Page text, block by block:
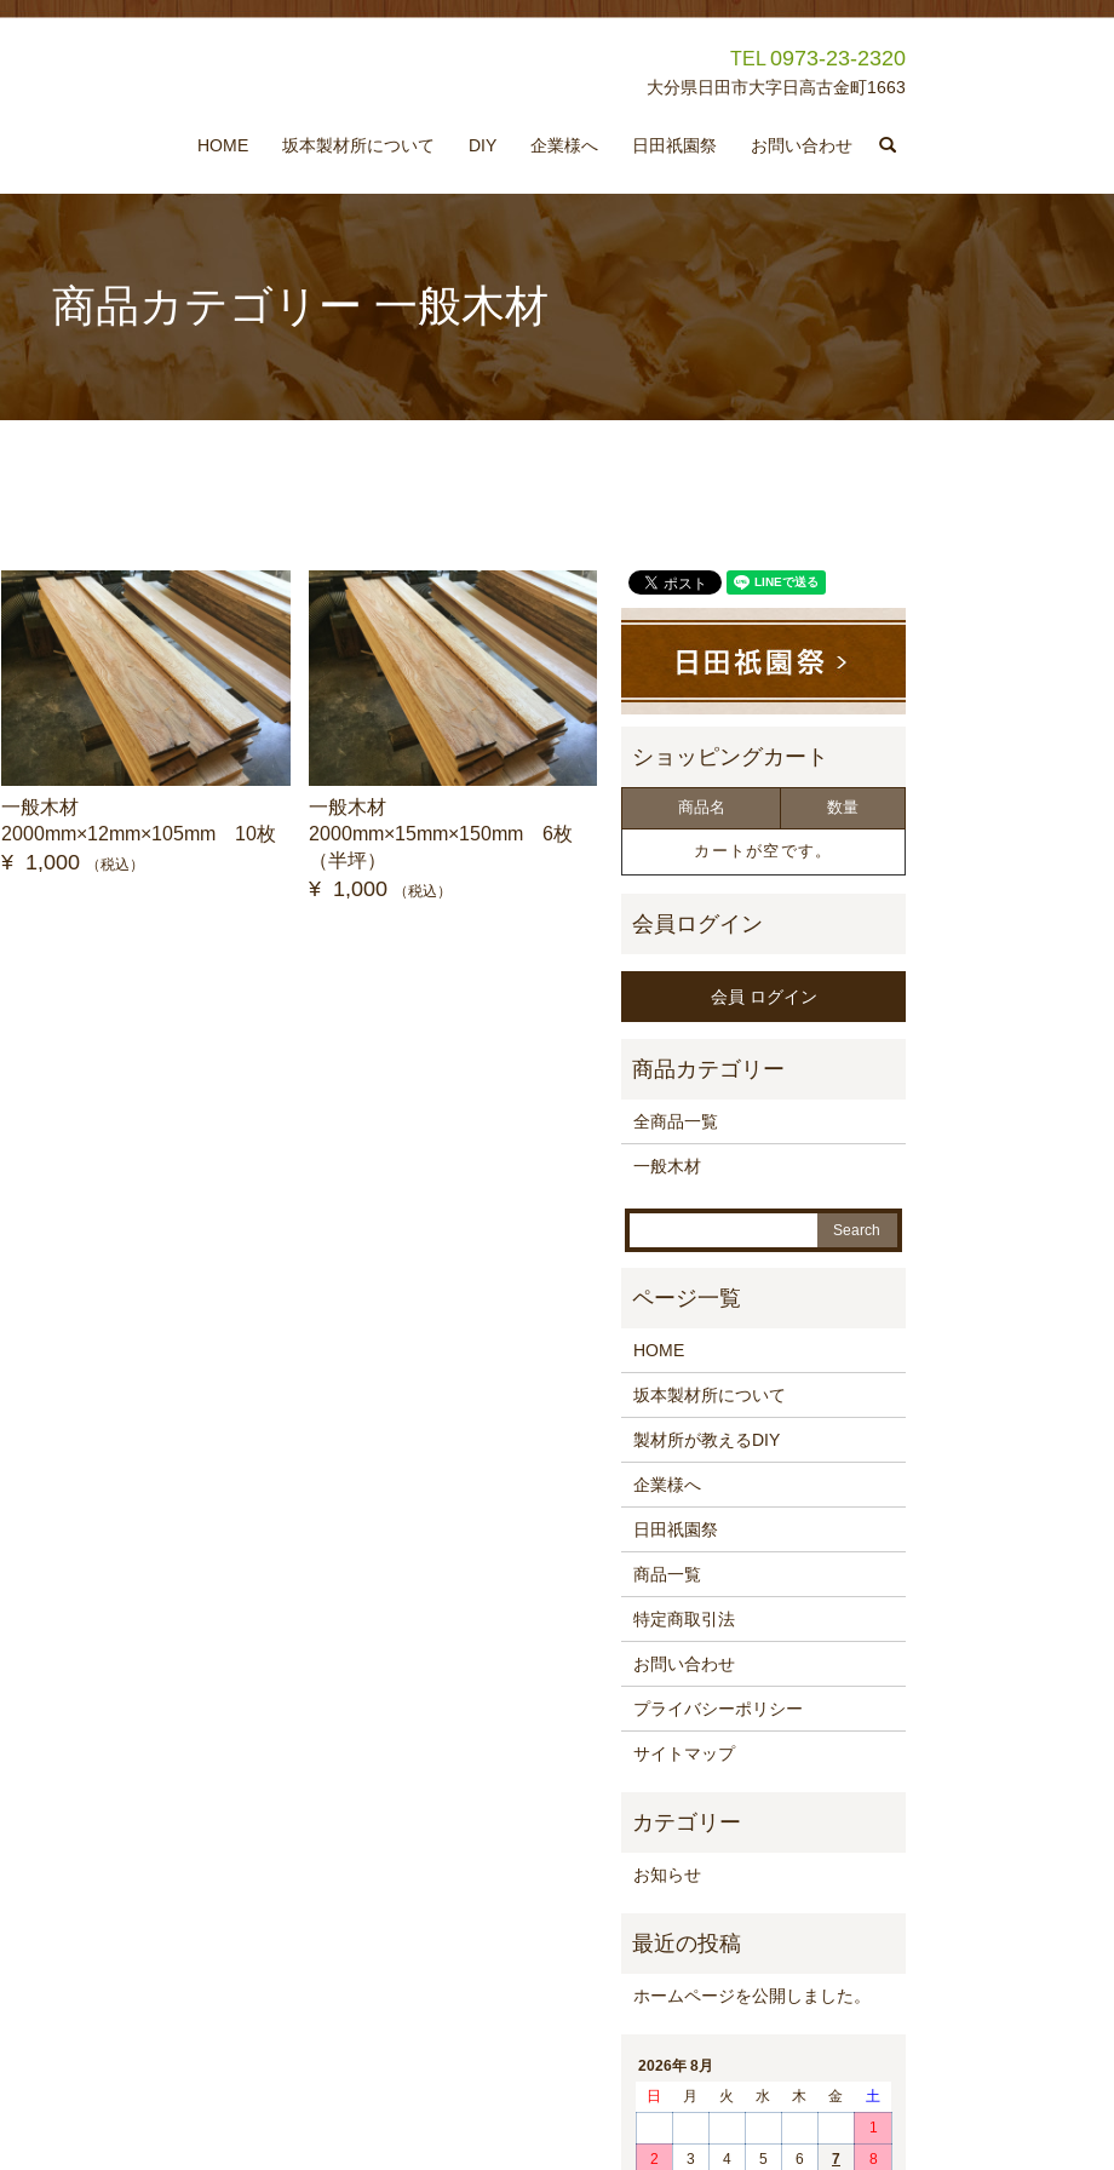
TEL 0973-23-2320
大分県日田市大字日高古金町1663
HOME 坂本製材所について DIY 企業様へ 日田祇園祭 お問い合わせ
商品カテゴリー 一般木材
一般木材
2000mm×12mm×105mm 10枚
¥ 1,000 （税込）
一般木材
2000mm×15mm×150mm 6枚
（半坪）
¥ 1,000 （税込）
商品名 数量
カートが空です。
全商品一覧
一般木材
HOME
坂本製材所について
製材所が教えるDIY
企業様へ
日田祇園祭
商品一覧
特定商取引法
お問い合わせ
プライバシーポリシー
サイトマップ
お知らせ
ホームページを公開しました。
2026年 8月
日
月 火 水 木 金
土
1
2
3 4 5 6 7 8